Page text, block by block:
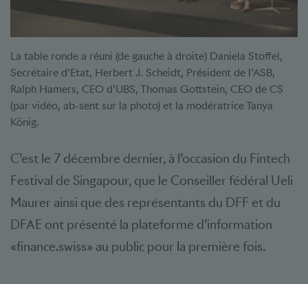
La table ronde a réuni (de gauche à droite) Daniela Stoffel,
Secrétaire d’Etat, Herbert J. Scheidt, Président de l’ASB,
Ralph Hamers, CEO d’UBS, Thomas Gottstein, CEO de CS
(par vidéo, ab-sent sur la photo) et la modératrice Tanya
König.
C’est le 7 décembre dernier, à l’occasion du Fintech
Festival de Singapour, que le Conseiller fédéral Ueli
Maurer ainsi que des représentants du DFF et du
DFAE ont présenté la plateforme d’information
«finance.swiss» au public pour la première fois.